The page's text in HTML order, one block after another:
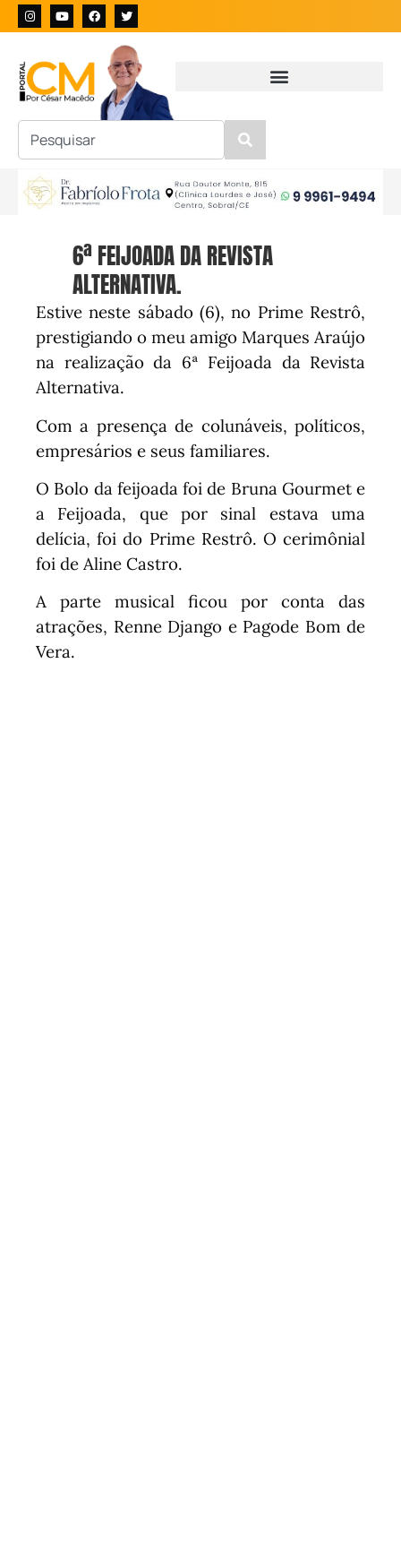
6ª FEIJOADA DA REVISTA
ALTERNATIVA.
Estive neste sábado (6), no Prime Restrô,
prestigiando o meu amigo Marques Araújo
na realização da 6ª Feijoada da Revista
Alternativa.
Com a presença de colunáveis, políticos,
empresários e seus familiares.
O Bolo da feijoada foi de Bruna Gourmet e
a Feijoada, que por sinal estava uma
delícia, foi do Prime Restrô. O cerimônial
foi de Aline Castro.
A parte musical ficou por conta das
atrações, Renne Django e Pagode Bom de
Vera.